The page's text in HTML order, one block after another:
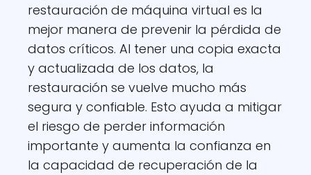
restauración de máquina virtual es la
mejor manera de prevenir la pérdida de
datos críticos. Al tener una copia exacta
y actualizada de los datos, la
restauración se vuelve mucho más
segura y confiable. Esto ayuda a mitigar
el riesgo de perder información
importante y aumenta la confianza en
la capacidad de recuperación de la